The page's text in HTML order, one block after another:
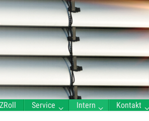
Service Intern Kontakt